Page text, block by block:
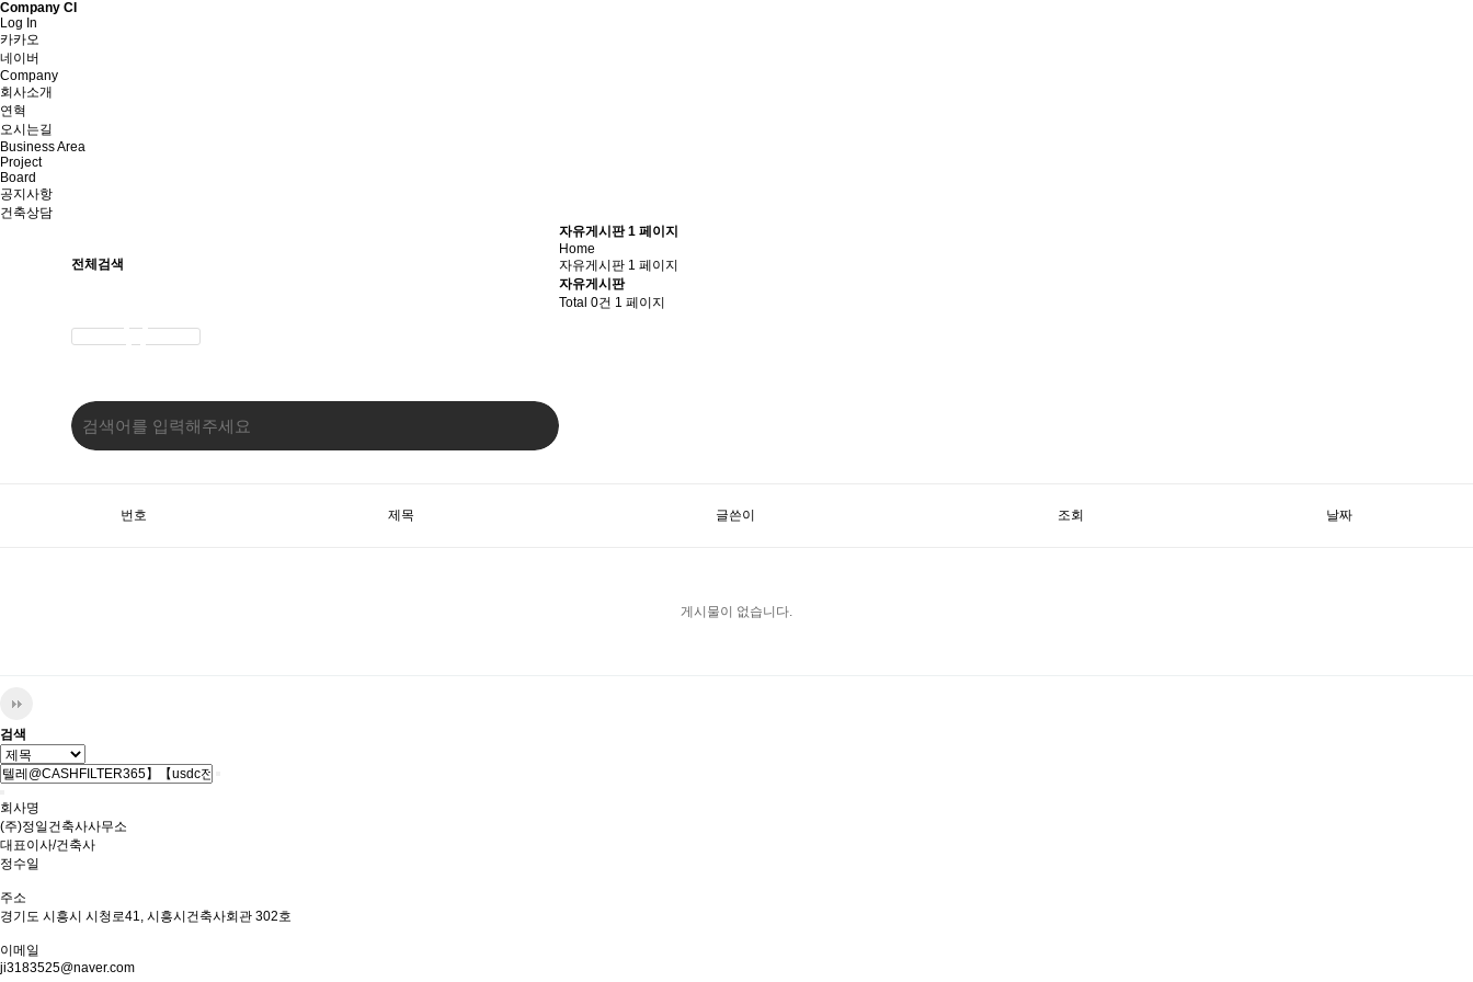
Company CI
Log In
카카오
네이버
Company
회사소개
연혁
오시는길
Business Area
Project
Board
공지사항
건축상담
전체검색
자유게시판 1 페이지
Home
자유게시판 1 페이지
자유게시판
Total 0건 1 페이지
번호 제목 글쓴이 조회 날짜
게시물이 없습니다.
검색
회사명
(주)정일건축사사무소
대표이사/건축사
정수일
주소
경기도 시흥시 시청로41, 시흥시건축사회관 302호
이메일
ji3183525@naver.com